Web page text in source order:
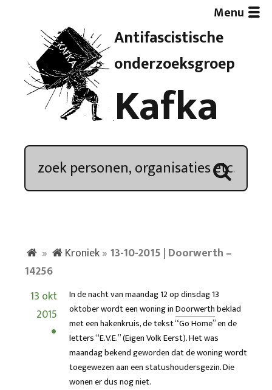
Antifascistische
onderzoeksgroep
Kafka
Menu
Artikelen
Demonstratieoverzicht
Kroniek
Nieuwsbrief
» Kroniek» 13-10-2015 | Doorwerth –
14256
13 okt
2015
In de nacht van maandag 12 op dinsdag 13
oktober wordt een woning inDoorwerthbeklad
met een hakenkruis, de tekst “Go Home” en de
letters “E.V.E.” (Eigen Volk Eerst). Het was
maandag bekend geworden dat de woning wordt
toegewezen aan een statushoudersgezin. Die
wonen er dus nog niet.